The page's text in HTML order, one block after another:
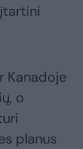
Kanadoje
o
planus